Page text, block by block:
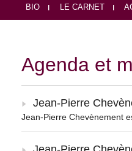
BIO LE CARNET
Agenda et
Jean-Pierre
Jean-Pierre Chevènement